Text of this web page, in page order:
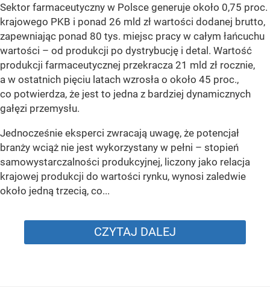
Sektor farmaceutyczny w Polsce generuje około 0,75 proc.
krajowego PKB i ponad 26 mld zł wartości dodanej brutto,
zapewniając ponad 80 tys. miejsc pracy w całym łańcuchu
wartości – od produkcji po dystrybucję i detal. Wartość
produkcji farmaceutycznej przekracza 21 mld zł rocznie,
a w ostatnich pięciu latach wzrosła o około 45 proc.,
co potwierdza, że jest to jedna z bardziej dynamicznych
gałęzi przemysłu.
Jednocześnie eksperci zwracają uwagę, że potencjał
branży wciąż nie jest wykorzystany w pełni – stopień
samowystarczalności produkcyjnej, liczony jako relacja
krajowej produkcji do wartości rynku, wynosi zaledwie
około jedną trzecią, co...
CZYTAJ DALEJ